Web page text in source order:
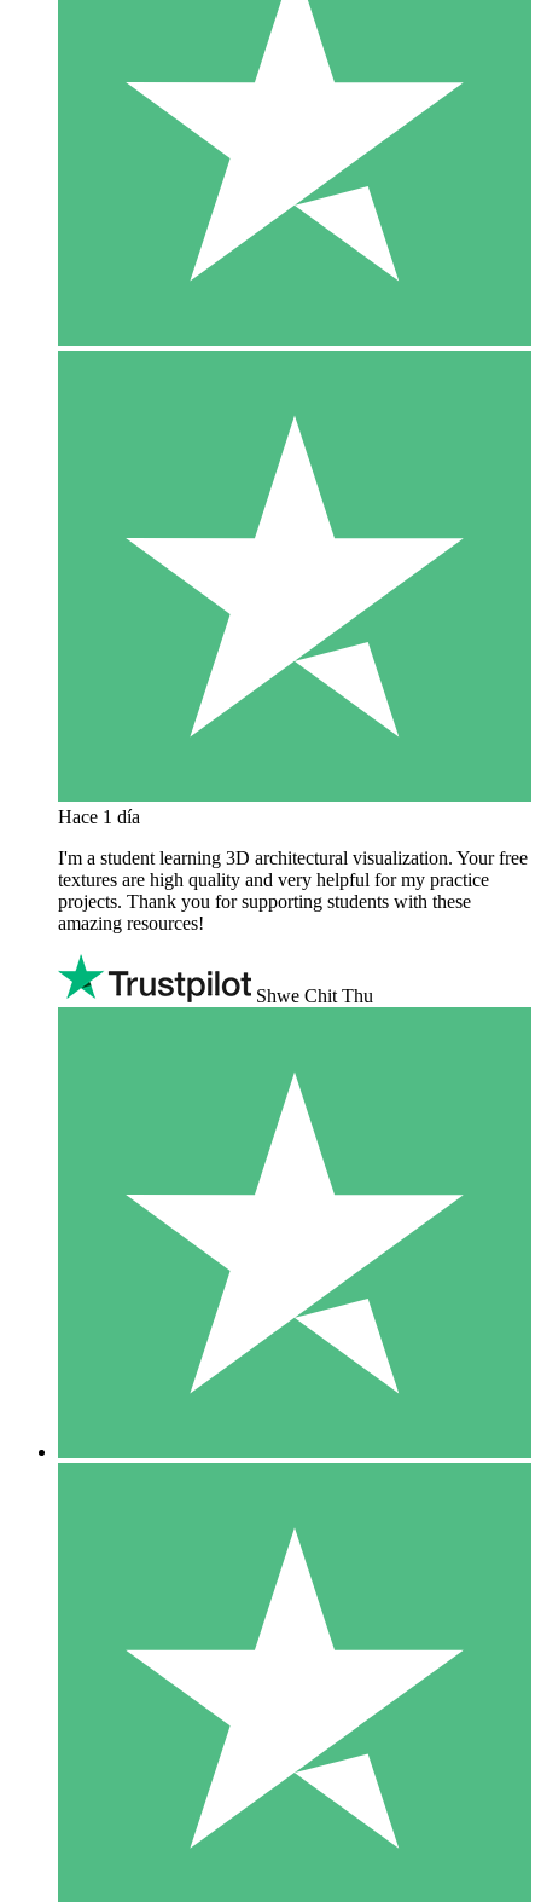
Hace 1 día
I'm a student learning 3D architectural visualization. Your free
textures are high quality and very helpful for my practice
projects. Thank you for supporting students with these
amazing resources!
Shwe Chit Thu